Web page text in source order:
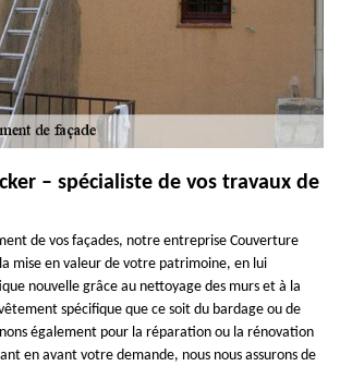
– spécialiste de vos travaux de
de vos façades, notre entreprise Couverture
mise en valeur de votre patrimoine, en lui
nouvelle grâce au nettoyage des murs et à la
spécifique que ce soit du bardage ou de
également pour la réparation ou la rénovation
en avant votre demande, nous nous assurons de